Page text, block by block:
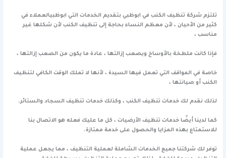
تلتزم شركة تنظيف الكنب في ابوظبي بتقديم الخدمات التي ابوظبيالعملاء في
كثير من الأحيان ، لأن معظم النساء بحاجة إلى تنظيف الكنب لأن شكلها غير
مناسب ،
فإذا كانت ملطخة بالأوساخ ويصعب إزالتها ، عادة ما يكون من الصعب إزالتها ،
خاصة في المواقف التي تعمل فيها السيدة ، لأنها لا تملك الوقت الكافي لتنظيف
الكنب أو صيانتها ،
لذلك نقدم لك خدمات تنظيف الكنب ، وكذلك خدمات تنظيف السجاد والستائر.
كما لدينا أيضًا خدمات تنظيف الأرضيات ، كل ما عليك فعله هو الاتصال بنا
للاستمتاع بهذه المزايا والحصول على خدمة ممتازة.
توفر لك شركتنا جميع الخدمات الشاملة لعملية التنظيف ، مما يجعل عملية